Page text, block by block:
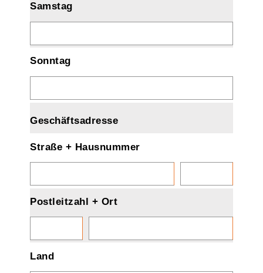
Samstag
Sonntag
Geschäftsadresse
Straße + Hausnummer
Postleitzahl + Ort
Land